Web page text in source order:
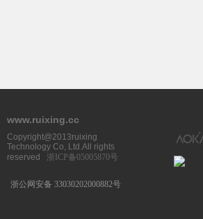
www.ruixing.cc
Copyright@2013ruixing
Technology Co, Ltd.All rights
reserved 浙ICP备05005870号
浙公网安备 33030202000882号